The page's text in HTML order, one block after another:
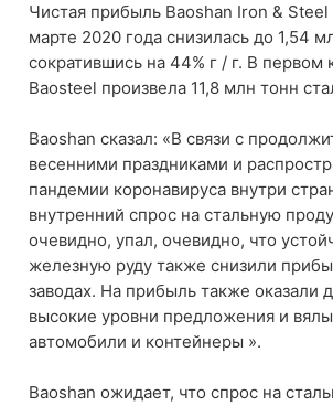
Чистая прибыль Baoshan Iron & Steel
марте 2020 года снизилась до 1,54
сократившись на 44% г / г. В первом
Baosteel произвела 11,8 млн тонн
Baoshan сказал: «В связи с
весенними праздниками и
пандемии коронавируса внутри
внутренний спрос на стальную
очевидно, упал, очевидно, что
железную руду также снизили
заводах. На прибыль также оказали
высокие уровни предложения и
автомобили и контейнеры ».
Baoshan ожидает, что спрос на